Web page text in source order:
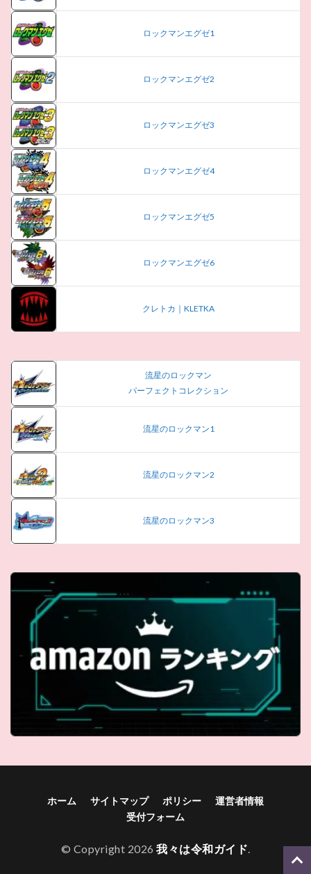
ロックマンエグゼ1
ロックマンエグゼ2
ロックマンエグゼ3
ロックマンエグゼ4
ロックマンエグゼ5
ロックマンエグゼ6
クレトカ｜KLETKA
流星のロックマン
パーフェクトコレクション
流星のロックマン1
流星のロックマン2
流星のロックマン3
ホーム サイトマップ ポリシー
運営者情報
受付フォーム
© Copyright 2026 我々は令和ガイド